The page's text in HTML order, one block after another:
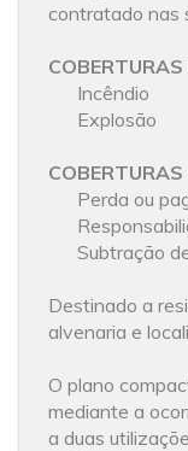
contratado nas
Incêndio
Explosão
Perda ou
Subtração
Destinado a
alvenaria e
O plano
mediante a
a duas